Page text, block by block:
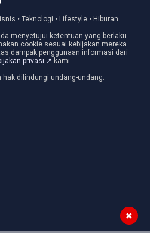
• Teknologi • Lifestyle • Hiburan
menyetujui ketentuan yang berlaku.
cookie sesuai kebijakan mereka.
dampak penggunaan informasi dari
privasi ↗ kami.
hak dilindungi undang-undang.
✖